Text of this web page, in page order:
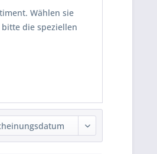
Wählen sie
bitte die speziellen